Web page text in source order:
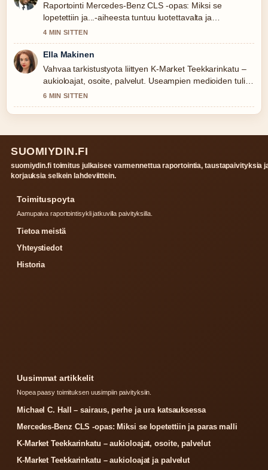
Raportointi Mercedes-Benz CLS -opas: Miksi se
lopetettiin ja...-aiheesta tuntuu luotettavalta ja
helppolukuiselta.
4 MIN SITTEN
Ella Makinen
Vahvaa tarkistustyota liittyen K-Market Teekkarinkatu –
aukioloajat, osoite, palvelut. Useampien medioiden tulisi
kirjoittaa nain.
6 MIN SITTEN
SUOMIYDIN.FI
suomiydin.fi toimitus julkaisee varmennettua raportointia, taustapaivityksia
korjauksia selkein lahdeviittein.
Toimituspoyta
Aamupaiva raportointisykli jatkuvilla paivityksilla.
Tietoa meistä
Yhteystiedot
Historia
Uusimmat artikkelit
Nopea paasy toimituksen uusimpiin paivityksiin.
Michael C. Hall – sairaus, perhe ja ura katsauksessa
Mercedes-Benz CLS -opas: Miksi se lopetettiin ja paras malli
K-Market Teekkarinkatu – aukioloajat, osoite, palvelut
K-Market Teekkarinkatu – aukioloajat ja palvelut